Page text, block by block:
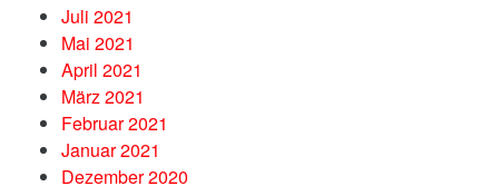
Juli 2021
Mai 2021
April 2021
März 2021
Februar 2021
Januar 2021
Dezember 2020